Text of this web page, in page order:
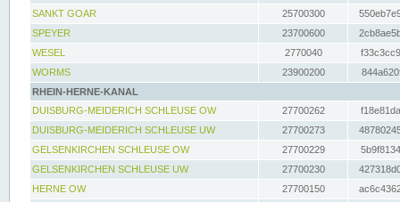
SANKT GOAR
25700300
SPEYER
23700600
WESEL
2770040
WORMS
23900200
RHEIN-HERNE-KANAL
DUISBURG-MEIDERICH SCHLEUSE OW
27700262
DUISBURG-MEIDERICH SCHLEUSE UW
27700273
GELSENKIRCHEN SCHLEUSE OW
27700229
GELSENKIRCHEN SCHLEUSE UW
27700230
HERNE OW
27700150